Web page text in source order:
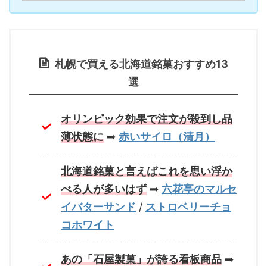
札幌で買える北海道銘菓おすすめ13
選
オリンピック効果で注文が殺到し品
薄状態に ➡ 赤いサイロ（清月）
北海道銘菓と言えばこれを思い浮か
べる人が多いはず➡ 六花亭のマルセ
イバターサンド / ストロベリーチョ
コホワイト
あの「石屋製菓」が誇る看板商品 ➡